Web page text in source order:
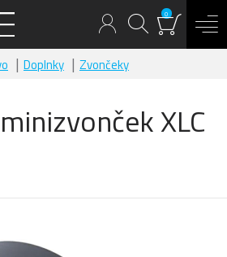
0
Doplnky Zvončeky
XLC